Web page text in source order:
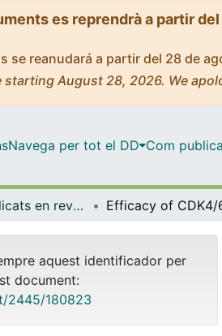
es reprendrà a partir
reanudará a partir del 28 de
August 28, 2026. We
Navega per tot el DD Com
Articles publicats en revistes (Patologia i Terapèutica Experimental)
aquest identificador per
document:
2445/180823